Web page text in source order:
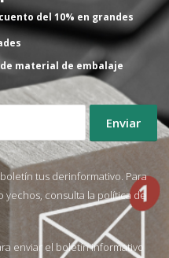
del 10% en grandes
material de embalaje
tus derinformativo. Para
yechos, consulta la política de
enviar el boletín informativo
de tiempo.
CORROSIÓN
durante un máximo de 24
multi-metales.